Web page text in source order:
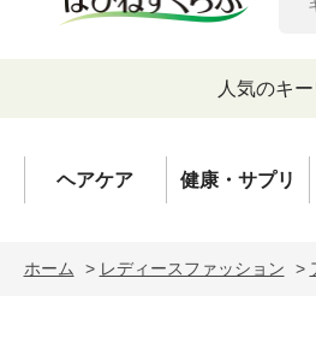
人気のキー
ヘアケア 健康・サプリ
ホーム > レディースファッション >